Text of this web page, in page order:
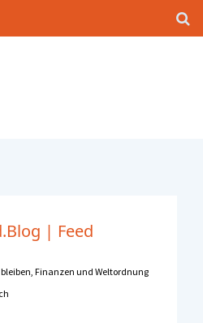
| Feed
bleiben, Finanzen und Weltordnung